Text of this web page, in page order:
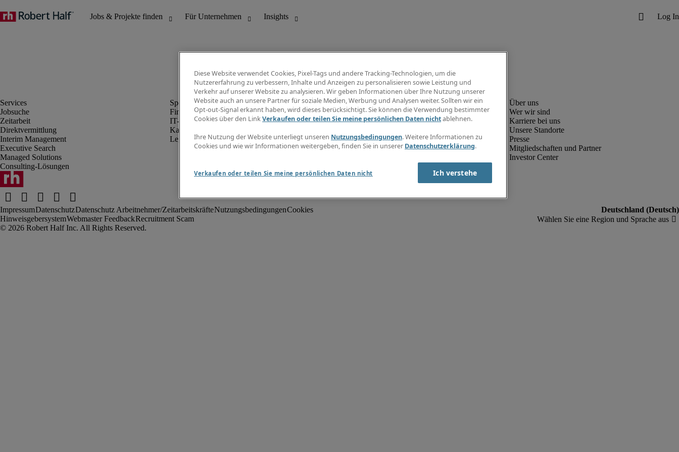
Jobsuche
Zeitarbeit
Direktvermittlung
Interim Management
Executive Search
Managed Solutions
Consulting-Lösungen
Finanz- & Rechnungswesen
IT-Bereich
Kaufmännischer Bereich
Legal
Info Center
Jobübersicht
E-Learning
Newsletter
Wer wir sind
Karriere bei uns
Unsere Standorte
Presse
Mitgliedschaften und Partner
Investor Center
ImpressumDatenschutzDatenschutz Arbeitnehmer/ZeitarbeitskräfteNutzungsbedingungenCookies
HinweisgebersystemWebmaster FeedbackRecruitment Scam
Diese Website verwendet Cookies, Pixel-Tags und andere Tracking-Technologien, um die
Nutzererfahrung zu verbessern, Inhalte und Anzeigen zu personalisieren sowie Leistung und
Verkehr auf unserer Website zu analysieren. Wir geben Informationen über Ihre Nutzung unserer
Website auch an unsere Partner für soziale Medien, Werbung und Analysen weiter. Sollten wir ein
Opt-out-Signal erkannt haben, wird dieses berücksichtigt. Sie können die Verwendung bestimmter
Cookies über den LinkVerkaufen oder teilen Sie meine persönlichen Daten nichtablehnen.
Ihre Nutzung der Website unterliegt unseren Nutzungsbedingungen. Weitere Informationen zu
Cookies und wie wir Informationen weitergeben, finden Sie in unserer Datenschutzerklärung.
Verkaufen oder teilen Sie meine persönlichen Daten nicht Ich verstehe